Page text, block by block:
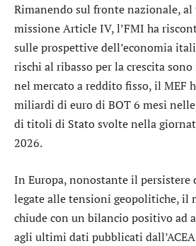
Rimanendo sul fronte nazionale,
missione Article IV, l’FMI ha
sulle prospettive dell’economia
rischi al ribasso per la crescita
nel mercato a reddito fisso, il MEF
miliardi di euro di BOT 6 mesi
di titoli di Stato svolte nella
2026.
In Europa, nonostante il persistere
legate alle tensioni geopolitiche, il
chiude con un bilancio positivo ad
agli ultimi dati pubblicati